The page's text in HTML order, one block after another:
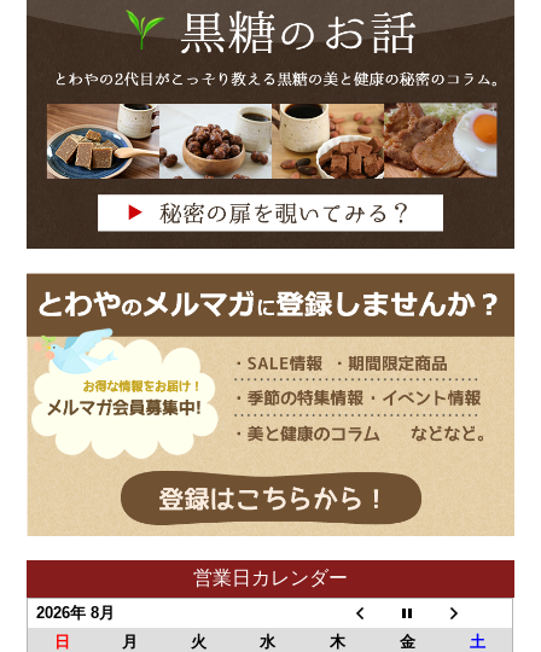
営業日カレンダー
2026年 8月
日
月 火 水 木 金
土